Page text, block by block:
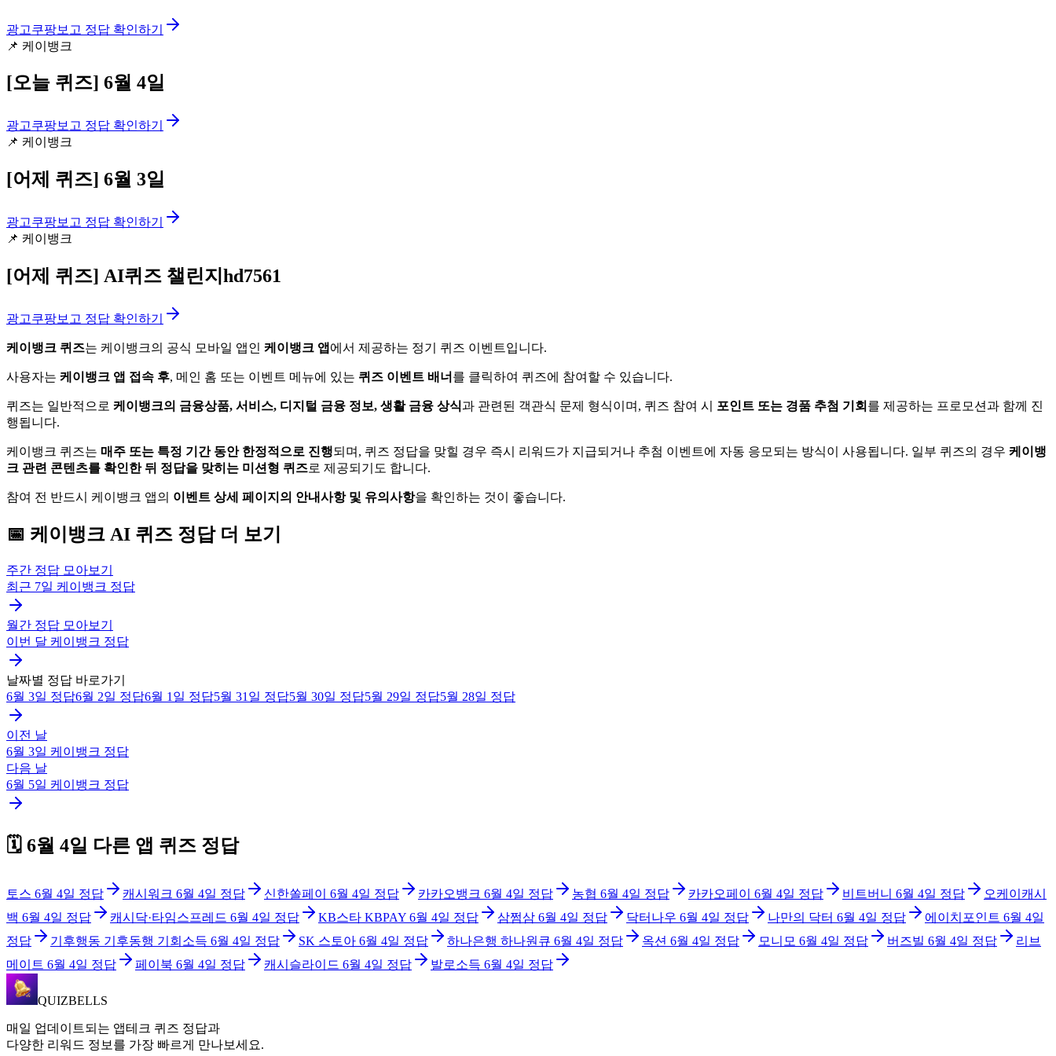
광고쿠팡보고 정답 확인하기
📌 케이뱅크
[오늘 퀴즈] 6월 4일
광고쿠팡보고 정답 확인하기
📌 케이뱅크
[어제 퀴즈] 6월 3일
광고쿠팡보고 정답 확인하기
📌 케이뱅크
[어제 퀴즈] AI퀴즈 챌린지hd7561
광고쿠팡보고 정답 확인하기
케이뱅크 퀴즈는 케이뱅크의 공식 모바일 앱인 케이뱅크 앱 에서 제공하는 정기 퀴즈 이벤트입니다.
사용자는 케이뱅크 앱 접속 후, 메인 홈 또는 이벤트 메뉴에 있는 퀴즈 이벤트 배너 를 클릭하여 퀴즈에 참여할 수 있습니다.
퀴즈는 일반적으로 케이뱅크의 금융상품, 서비스, 디지털 금융 정보, 생활 금융 상식과 관련된 객관식 문제 형식이며, 퀴즈 참여 시 포인트 또는 경품 추첨 기회 를 제공하는 프로모션과 함께 진
행됩니다.
케이뱅크 퀴즈는 매주 또는 특정 기간 동안 한정적으로 진행되며, 퀴즈 정답을 맞힐 경우 즉시 리워드가 지급되거나 추첨 이벤트에 자동 응모되는 방식이 사용됩니다. 일부 퀴즈의 경우 케이뱅
크 관련 콘텐츠를 확인한 뒤 정답을 맞히는 미션형 퀴즈로 제공되기도 합니다.
참여 전 반드시 케이뱅크 앱의 이벤트 상세 페이지의 안내사항 및 유의사항을 확인하는 것이 좋습니다.
📅 케이뱅크 AI 퀴즈 정답 더 보기
주간 정답 모아보기
최근 7일 케이뱅크 정답
월간 정답 모아보기
이번 달 케이뱅크 정답
날짜별 정답 바로가기
6월 3일 정답6월 2일 정답6월 1일 정답5월 31일 정답5월 30일 정답5월 29일 정답5월 28일 정답
이전 날
6월 3일 케이뱅크 정답
다음 날
6월 5일 케이뱅크 정답
🗓️ 6월 4일 다른 앱 퀴즈 정답
토스 6월 4일 정답 캐시워크 6월 4일 정답 신한쏠페이 6월 4일 정답 카카오뱅크 6월 4일 정답 농협 6월 4일 정답 카카오페이 6월 4일 정답 비트버니 6월 4일 정답
오케이캐시
백 6월 4일 정답 캐시닥·타임스프레드 6월 4일 정답 KB스타 KBPAY 6월 4일 정답 삼쩜삼 6월 4일 정답 닥터나우 6월 4일 정답 나만의 닥터 6월 4일 정답 에이치포인트 6월 4일
정답
기후행동 기후동행 기회소득 6월 4일 정답 SK 스토아 6월 4일 정답 하나은행 하나원큐 6월 4일 정답 옥션 6월 4일 정답 모니모 6월 4일 정답 버즈빌 6월 4일 정답
리브
메이트 6월 4일 정답 페이북 6월 4일 정답 캐시슬라이드 6월 4일 정답 발로소득 6월 4일 정답
QUIZBELLS
매일 업데이트되는 앱테크 퀴즈 정답과
다양한 리워드 정보를 가장 빠르게 만나보세요.